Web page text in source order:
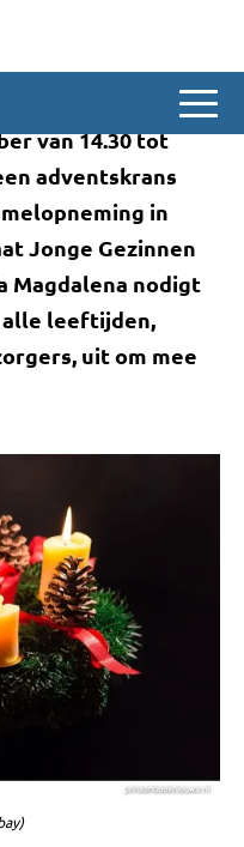
knutselen
van 14.30 tot
adventskrans
in
Jonge Gezinnen
Magdalena nodigt
alle leeftijden,
uit om mee